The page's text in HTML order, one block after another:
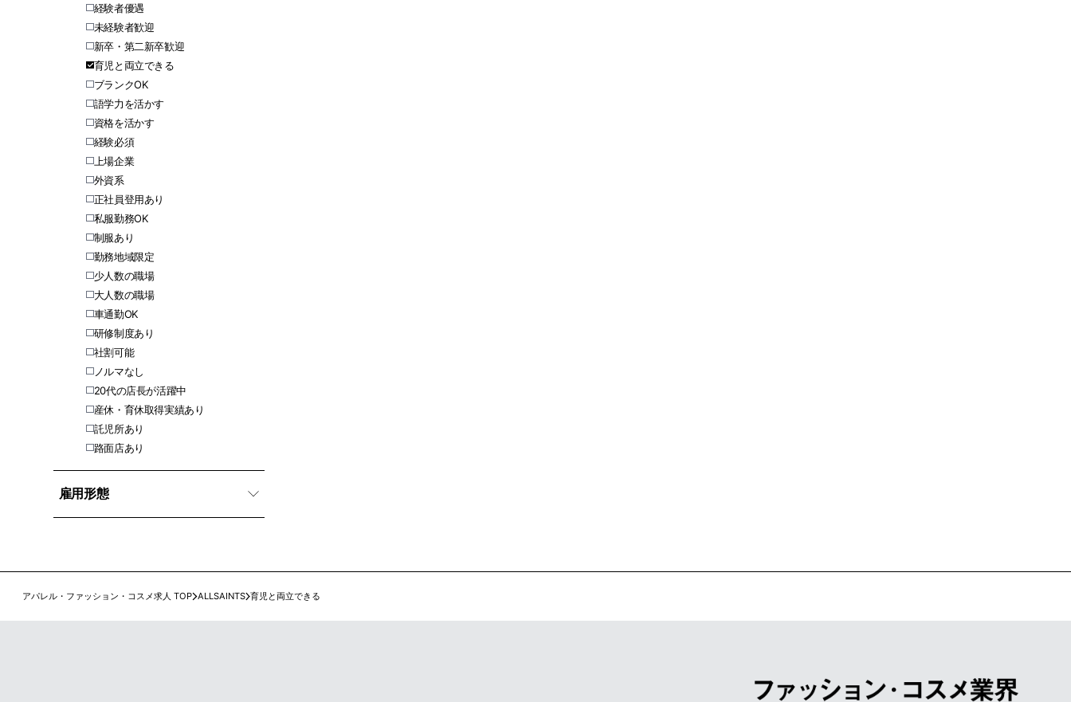
経験者優遇
未経験者歓迎
新卒・第二新卒歓迎
育児と両立できる
ブランクOK
語学力を活かす
資格を活かす
経験必須
上場企業
外資系
正社員登用あり
私服勤務OK
制服あり
勤務地域限定
少人数の職場
大人数の職場
車通勤OK
研修制度あり
社割可能
ノルマなし
20代の店長が活躍中
産休・育休取得実績あり
託児所あり
路面店あり
雇用形態
アパレル・ファッション・コスメ求人 TOP ALLSAINTS 育児と両立できる